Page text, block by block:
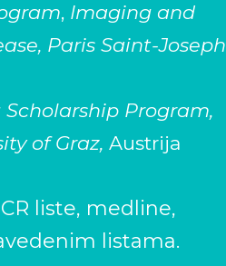
, Imaging and
Paris Saint-Joseph
Scholarship Program,
of Graz, Austrija
liste, medline,
listama.